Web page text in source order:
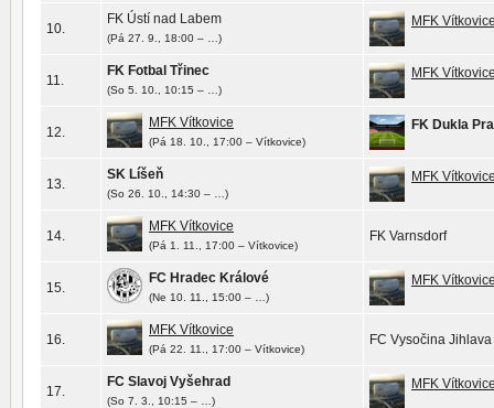
10.
FK Ústí nad Labem
(Pá 27. 9., 18:00 – …)
MFK
11.
FK Fotbal Třinec
(So 5. 10., 10:15 – …)
MFK
12.
MFK Vítkovice
(Pá 18. 10., 17:00 – Vítkovice)
FK Dukla
13.
SK Líšeň
(So 26. 10., 14:30 – …)
MFK
14.
MFK Vítkovice
(Pá 1. 11., 17:00 – Vítkovice)
FK Varnsdorf
15.
FC Hradec Králové
(Ne 10. 11., 15:00 – …)
MFK
16.
MFK Vítkovice
(Pá 22. 11., 17:00 – Vítkovice)
FC Vysočina Jihlava
17.
FC Slavoj Vyšehrad
(So 7. 3., 10:15 – …)
MFK